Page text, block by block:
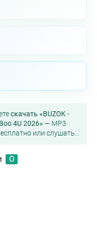
скачать «BUZOK -
4U 2026» — MP3
или слушать
0